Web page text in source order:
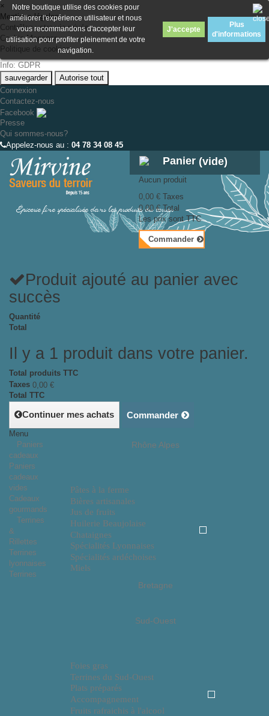
×
Mentions légales
Contrôlez votre vie privée
Cookie Manager
Politique de cookies
Info: GDPR
sauvegarder
Autorise tout
Connexion
Contactez-nous
Facebook
Presse
Qui sommes-nous?
Appelez-nous au : 04 78 34 08 45
Épicerie fine spécialisée dans les produits du terroir
Panier (vide)
Aucun produit
0,00 € Taxes
0,00 € Total
Les prix sont TTC
Commander
Produit ajouté au panier avec
succès
Quantité
Total
Il y a 1 produit dans votre panier.
Total produits TTC
Taxes 0,00 €
Total TTC
Continuer mes achats Commander
Rhône Alpes
Pâtes à la ferme
Bières artisanales
Jus de fruits
Huilerie Beaujolaise
Chataignes
Spécialités Lyonnaises
Spécialités ardéchoises
Miels
Bretagne
Sud-Ouest
Foies gras
Terrines du Sud-Ouest
Plats préparés
Accompagnement
Fruits rafraichis à l'alcool
Menu
Paniers
cadeaux
Paniers
cadeaux
vides
Cadeaux
gourmands
Terrines
&
Rillettes
Terrines
lyonnaises
Terrines
Notre boutique utilise des cookies pour
améliorer l'expérience utilisateur et nous
vous recommandons d'accepter leur
utilisation pour profiter pleinement de votre
navigation.
J'accepte
Plus
d'informations